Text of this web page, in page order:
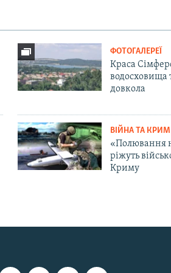
ФОТОГАЛЕРЕЇ
Краса
водосховища
довкола
ВІЙНА ТА КРИМ
«Полювання
ріжуть
Криму